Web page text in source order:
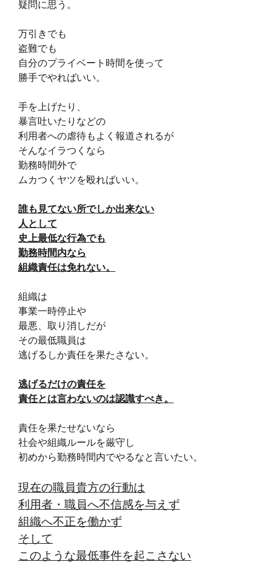
疑問に思う。
万引きでも
盗難でも
自分のプライベート時間を使って
勝手でやればいい。
手を上げたり、
暴言吐いたりなどの
利用者への虐待もよく報道されるが
そんなイラつくなら
勤務時間外で
ムカつくヤツを殴ればいい。
誰も見てない所でしか出来ない
人として
史上最低な行為でも
勤務時間内なら
組織責任は免れない。
組織は
事業一時停止や
最悪、取り消しだが
その最低職員は
逃げるしか責任を果たさない。
逃げるだけの責任を
責任とは言わないのは認識すべき。
責任を果たせないなら
社会や組織ルールを厳守し
初めから勤務時間内でやるなと言いたい。
現在の職員貴方の行動は
利用者・職員へ不信感を与えず
組織へ不正を働かず
そして
このような最低事件を起こさない